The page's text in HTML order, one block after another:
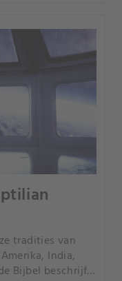
tradities van
India,
Bijbel beschrijft